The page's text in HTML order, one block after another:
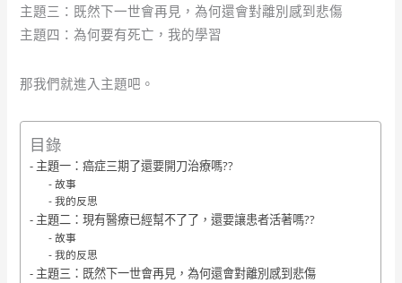
主題三：既然下一世會再見，為何還會對離別感到悲傷
主題四：為何要有死亡，我的學習
那我們就進入主題吧。
目錄
主題一：癌症三期了還要開刀治療嗎??
故事
我的反思
主題二：現有醫療已經幫不了了，還要讓患者活著嗎??
故事
我的反思
主題三：既然下一世會再見，為何還會對離別感到悲傷